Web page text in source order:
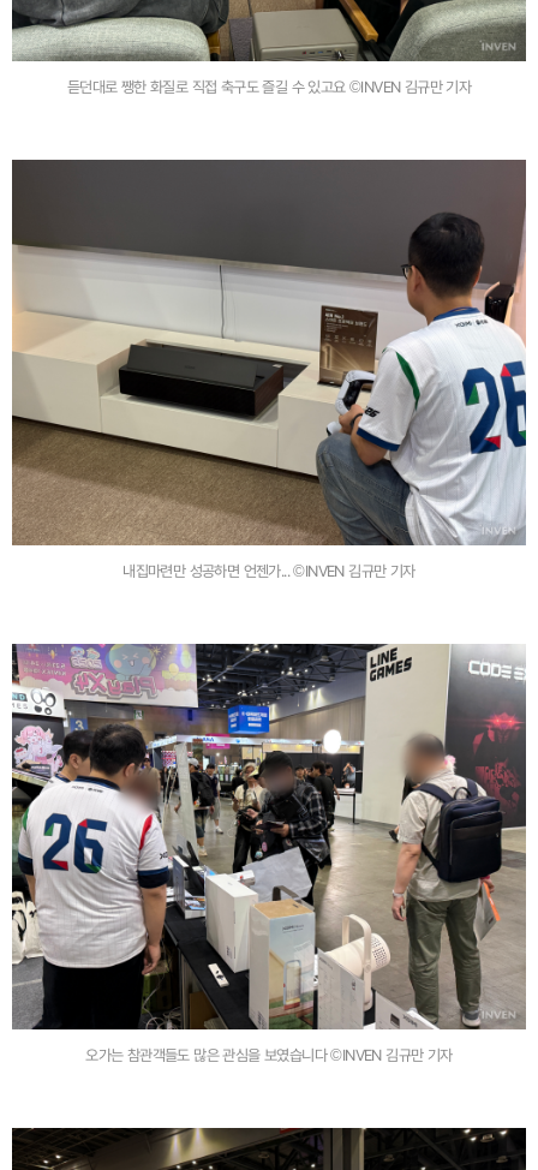
듣던대로 쨍한 화질로 직접 축구도 즐길 수 있고요 ©INVEN 김규만 기자
내집마련만 성공하면 언젠가... ©INVEN 김규만 기자
오가는 참관객들도 많은 관심을 보였습니다 ©INVEN 김규만 기자